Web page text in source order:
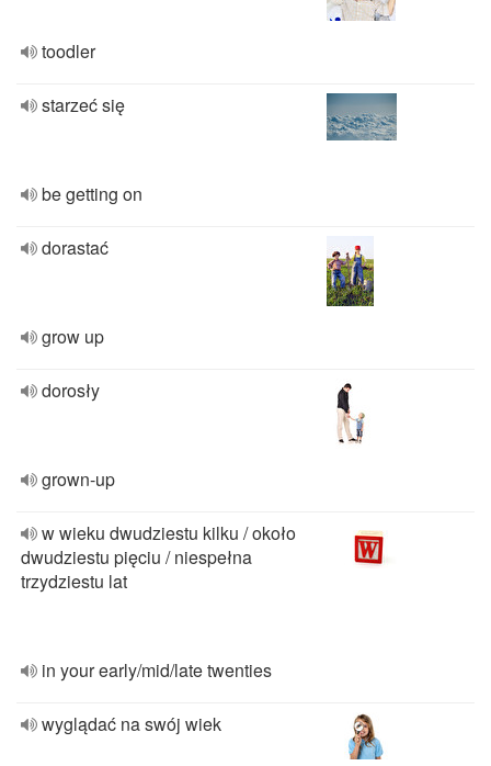
toodler
starzeć się
be getting on
dorastać
grow up
dorosły
grown-up
w wieku dwudziestu kilku / około
dwudziestu pięciu / niespełna
trzydziestu lat
in your early/mid/late twenties
wyglądać na swój wiek